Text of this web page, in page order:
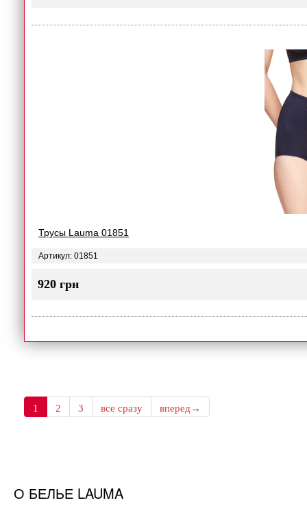
Трусы Lauma 01851
Артикул: 01851
920 грн
1 2 3 все сразу вперед→
О БЕЛЬЕ LAUMA